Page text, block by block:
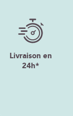
Livraison en
24h*